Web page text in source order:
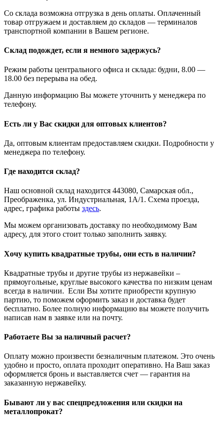
Со склада возможна отгрузка в день оплаты. Оплаченный
товар отгружаем и доставляем до складов — терминалов
транспортной компании в Вашем регионе.
Склад подождет, если я немного задержусь?
Режим работы центрального офиса и склада: будни, 8.00 —
18.00 без перерыва на обед.
Данную информацию Вы можете уточнить у менеджера по
телефону.
Есть ли у Вас скидки для оптовых клиентов?
Да, оптовым клиентам предоставляем скидки. Подробности у
менеджера по телефону.
Где находится склад?
Наш основной склад находится 443080, Самарская обл.,
Преображенка, ул. Индустриальная, 1А/1. Схема проезда,
адрес, графика работы здесь.
Мы можем организовать доставку по необходимому Вам
адресу, для этого стоит только заполнить заявку.
Хочу купить квадратные трубы, они есть в наличии?
Квадратные трубы и другие трубы из нержавейки –
прямоугольные, круглые высокого качества по низким ценам
всегда в наличии. Если Вы хотите приобрести крупную
партию, то поможем оформить заказ и доставка будет
бесплатно. Более полную информацию вы можете получить
написав нам в заявке или на почту.
Работаете Вы за наличный расчет?
Оплату можно произвести безналичным платежом. Это очень
удобно и просто, оплата проходит оперативно. На Ваш заказ
оформляется бронь и выставляется счет — гарантия на
заказанную нержавейку.
Бывают ли у вас спецпредложения или скидки на
металлопрокат?